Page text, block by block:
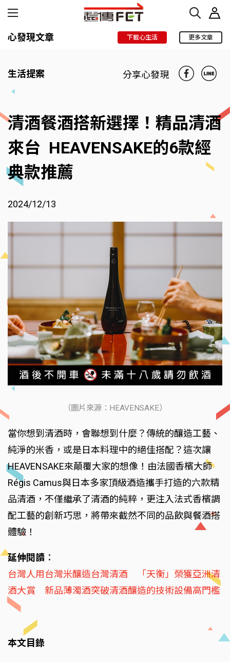
心發現文章 下載心生活 更多文章
生活提案 分享心發現
清酒餐酒搭新選擇！精品清酒
來台 HEAVENSAKE的6款經
典款推薦
2024/12/13
（圖片來源：HEAVENSAKE）
當你想到清酒時，會聯想到什麼？傳統的釀造工藝、
純淨的米香，或是日本料理中的絕佳搭配？這次讓
HEAVENSAKE來顛覆大家的想像！由法國香檳大師
Régis Camus與日本多家頂級酒造攜手打造的六款精
品清酒，不僅繼承了清酒的純粹，更注入法式香檳調
配工藝的創新巧思，將帶來截然不同的品飲與餐酒搭
體驗！
延伸閱讀 ：
台灣人用台灣米釀造台灣清酒 「天衡」榮獲亞洲清
酒大賞 新品薄濁酒突破清酒釀造的技術設備高門檻
本文目錄